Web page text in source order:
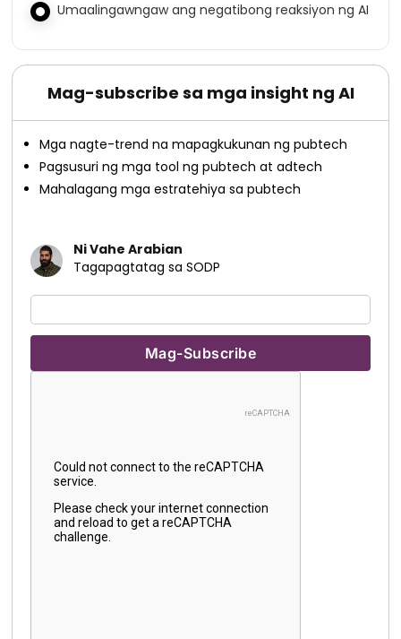
Umaalingawngaw ang negatibong reaksiyon ng AI
Mag-subscribe sa mga insight ng AI
Mga nagte-trend na mapagkukunan ng pubtech
Pagsusuri ng mga tool ng pubtech at adtech
Mahalagang mga estratehiya sa pubtech
Ni Vahe Arabian
Tagapagtatag sa SODP